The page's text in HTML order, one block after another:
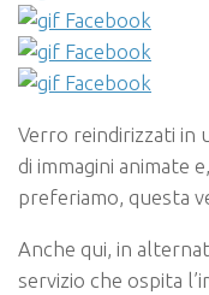
Verro reindirizzati in
di immagini animate
preferiamo, questa
Anche qui, in
servizio che ospita